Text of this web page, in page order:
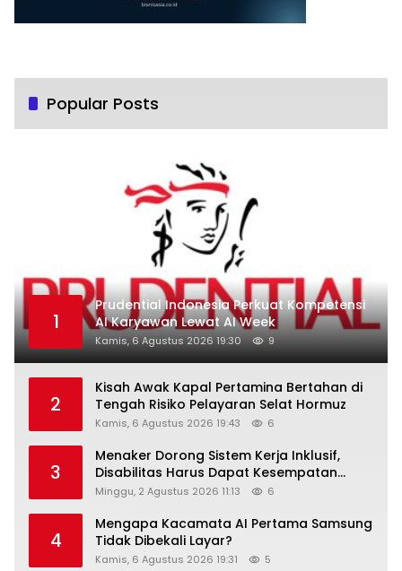
Popular Posts
1
Prudential Indonesia Perkuat Kompetensi
AI Karyawan Lewat AI Week
Kamis, 6 Agustus 2026 19:30 9
2
Kisah Awak Kapal Pertamina Bertahan di
Tengah Risiko Pelayaran Selat Hormuz
Kamis, 6 Agustus 2026 19:43 6
3
Menaker Dorong Sistem Kerja Inklusif,
Disabilitas Harus Dapat Kesempatan
Setara
Minggu, 2 Agustus 2026 11:13 6
4
Mengapa Kacamata AI Pertama Samsung
Tidak Dibekali Layar?
Kamis, 6 Agustus 2026 19:31 5